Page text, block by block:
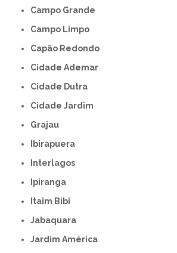
Campo Grande
Campo Limpo
Capão Redondo
Cidade Ademar
Cidade Dutra
Cidade Jardim
Grajau
Ibirapuera
Interlagos
Ipiranga
Itaim Bibi
Jabaquara
Jardim América